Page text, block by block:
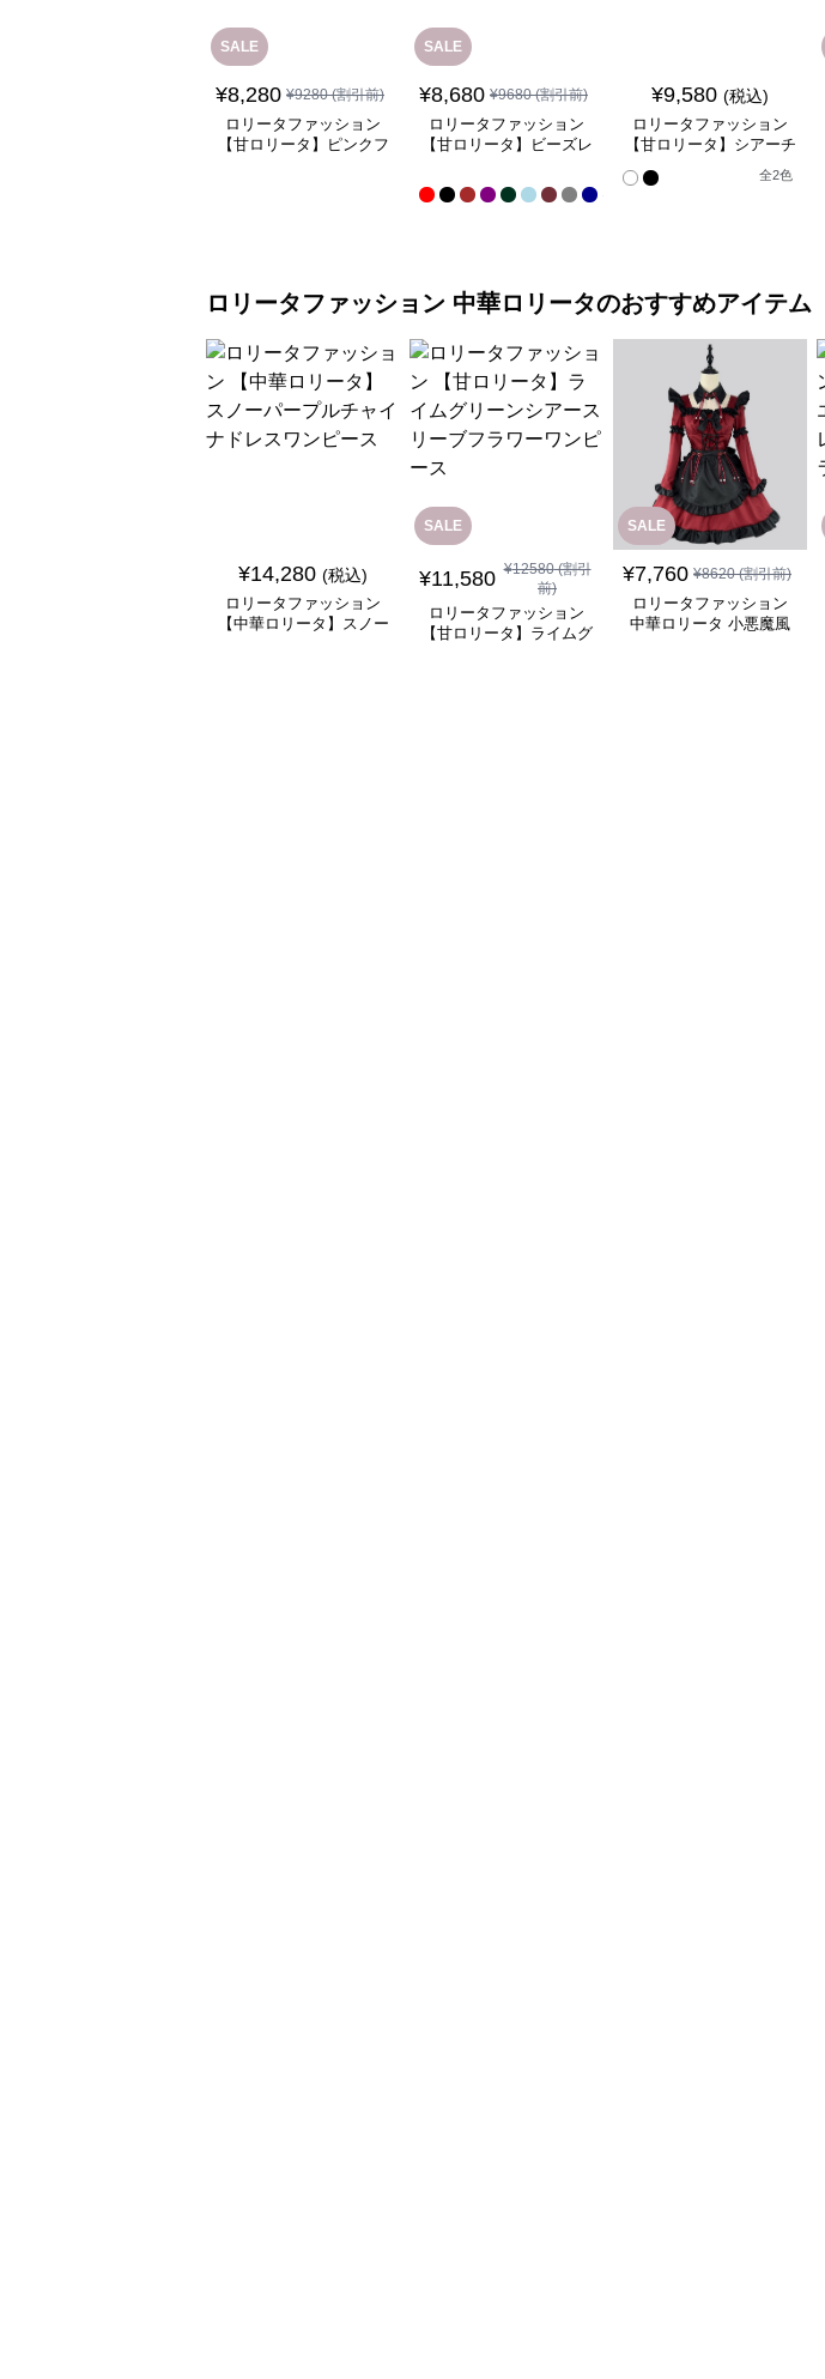
SALE
¥8,280 ¥9280(割引前)
ロリータファッション
【甘ロリータ】ピンクフ
SALE
¥8,680 ¥9680(割引前)
ロリータファッション
【甘ロリータ】ビーズレ
¥9,580 (税込)
ロリータファッション
【甘ロリータ】シアーチ
全2色
ロリータファッション 中華ロリータのおすすめアイテム
¥14,280 (税込)
ロリータファッション
【中華ロリータ】スノー
SALE
¥11,580 ¥12580(割引
前)
ロリータファッション
【甘ロリータ】ライムグ
SALE
¥7,760 ¥8620(割引前)
ロリータファッション
中華ロリータ 小悪魔風